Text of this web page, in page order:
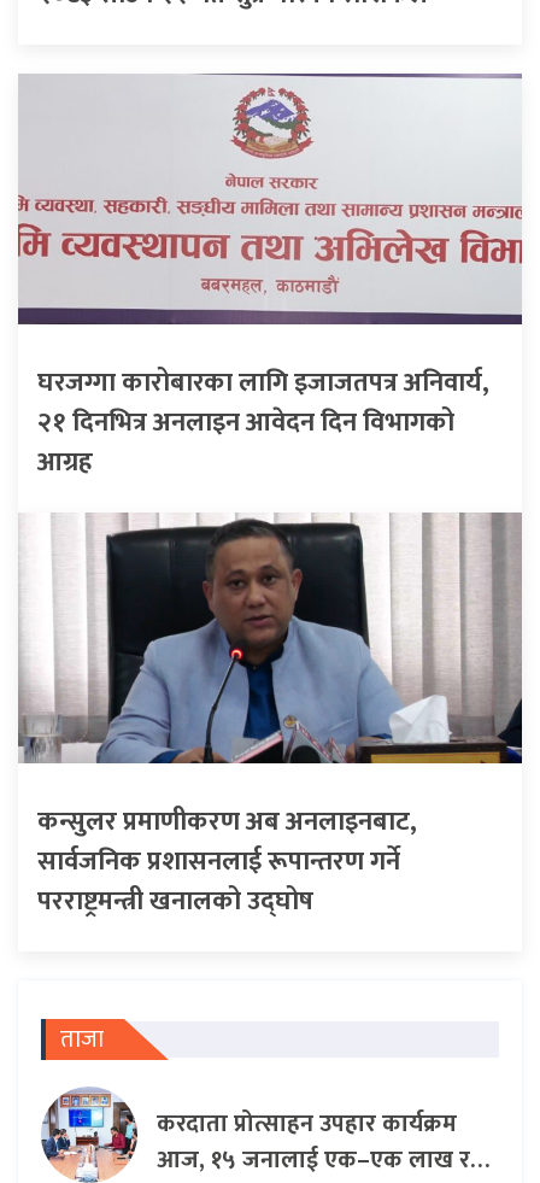
घरजग्गा कारोबारका लागि इजाजतपत्र अनिवार्य,
२१ दिनभित्र अनलाइन आवेदन दिन विभागको
आग्रह
कन्सुलर प्रमाणीकरण अब अनलाइनबाट,
सार्वजनिक प्रशासनलाई रूपान्तरण गर्ने
परराष्ट्रमन्त्री खनालको उद्घोष
ताजा
करदाता प्रोत्साहन उपहार कार्यक्रम
आज, १५ जनालाई एक–एक लाख र…